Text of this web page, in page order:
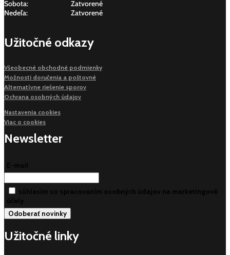
Sobota:
Zatvorené
Nedeľa:
Zatvorené
Užitočné odkazy
Všeobecné obchodné podmienky
Možnosti doručenia a poštovné
Alternatívne riešenie sporov
Ochrana osobných údajov
Nastavenia cookies
Viac o cookies
Newsletter
E-mail
súhlasim so spracovaním osobných údajov na marketingové
účely
Užitočné linky